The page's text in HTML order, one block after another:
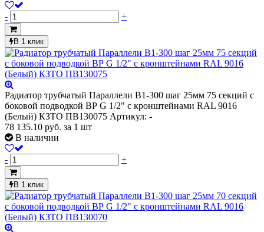
- +
В 1 клик
Радиатор трубчатый Параллели В1-300 шаг 25мм 75 секций с
боковой подводкой ВР G 1/2" с кронштейнами RAL 9016
(Белый) КЗТО ПВ130075 Артикул: -
78 135.10 руб. за 1 шт
В наличии
- +
В 1 клик